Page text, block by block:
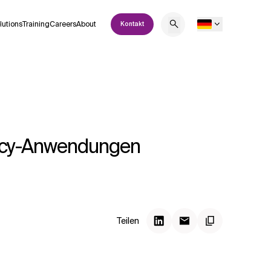
TrainingCareersAbout Kontakt
Anwendungen
Teilen